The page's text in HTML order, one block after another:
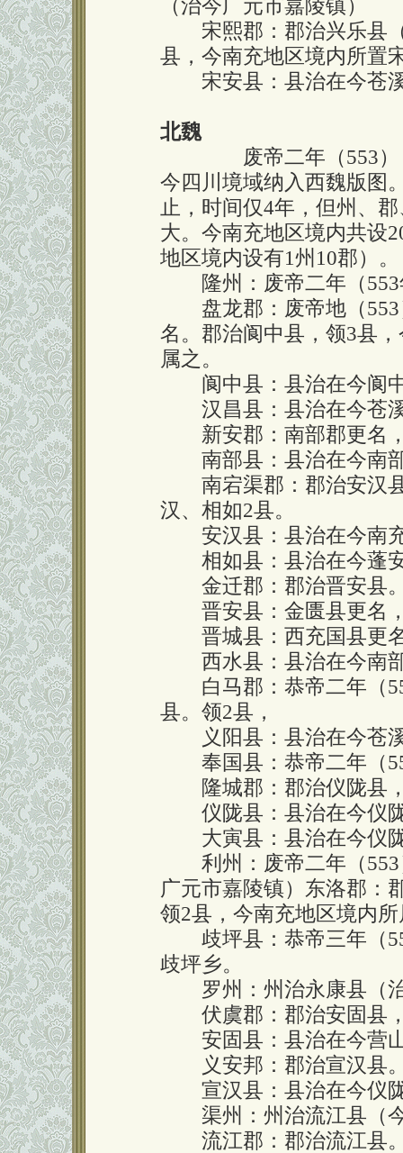
（治今广元市嘉陵镇）
宋熙郡：郡治兴乐县（
县，今南充地区境内所置
宋安县：县治在今苍
北魏
废帝二年（553），
今四川境域纳入西魏版图
止，时间仅4年，但州、
大。今南充地区境内共设
地区境内设有1州10郡）。
隆州：废帝二年（553
盘龙郡：废帝地（553
名。郡治阆中县，领3县
属之。
阆中县：县治在今阆
汉昌县：县治在今苍
新安郡：南部郡更名，
南部县：县治在今南
南宕渠郡：郡治安汉县
汉、相如2县。
安汉县：县治在今南
相如县：县治在今蓬
金迁郡：郡治晋安县
晋安县：金匮县更名，
晋城县：西充国县更名
西水县：县治在今南部
白马郡：恭帝二年（
县。领2县，
义阳县：县治在今苍
奉国县：恭帝二年（
隆城郡：郡治仪陇县
仪陇县：县治在今仪陇
大寅县：县治在今仪
利州：废帝二年（553
广元市嘉陵镇）东洛郡：
领2县，今南充地区境内
歧坪县：恭帝三年（
歧坪乡。
罗州：州治永康县（
伏虞郡：郡治安固县
安固县：县治在今营山
义安邦：郡治宣汉县
宣汉县：县治在今仪
渠州：州治流江县（
流江郡：郡治流江县。